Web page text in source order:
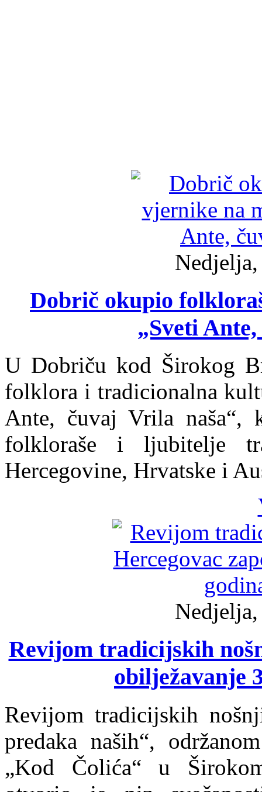
Dobrič okupio
„Sveti
U Dobriču kod Širokog
folklora i tradicionalna
Ante, čuvaj Vrila naša“,
folkloraše i ljubitelje
Hercegovine, Hrvatske i
Revijom tradicijskih
obilježavanje
Revijom tradicijskih
predaka naših“,
„Kod Čolića“ u